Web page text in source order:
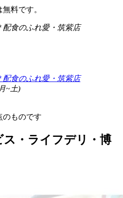
料です。
配食のふれ愛・筑紫店
配食のふれ愛・筑紫店
~土)
のものです
ス・ライフデリ・博